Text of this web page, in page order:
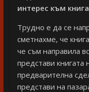
интерес към
Трудно е да се
сметнахме, че
че съм направила
представи книгата
предварителна
представи на